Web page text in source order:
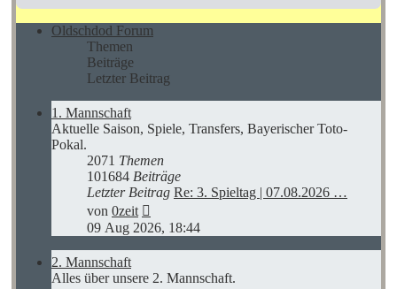
Oldschdod Forum
Themen
Beiträge
Letzter Beitrag
1. Mannschaft
Aktuelle Saison, Spiele, Transfers, Bayerischer Toto-
Pokal.
2071 Themen
101684 Beiträge
Letzter Beitrag Re: 3. Spieltag | 07.08.2026 …
von 0zeit
Beitrag
09 Aug 2026, 18:44
2. Mannschaft
Alles über unsere 2. Mannschaft.